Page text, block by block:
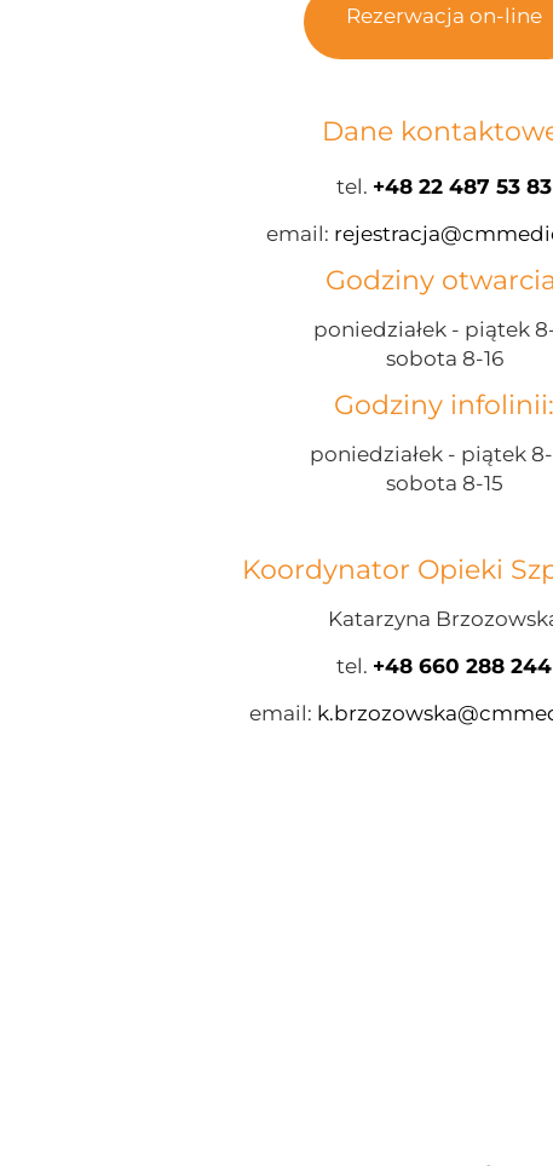
Rezerwacja on-line
Dane
tel. +48 22 487 53 83
email:
Godziny
poniedziałek - piątek
sobota 8-16
Godziny infolinii:
poniedziałek - piątek
sobota 8-15
Koordynator Opieki
Katarzyna
tel. +48 660 288 244
email: